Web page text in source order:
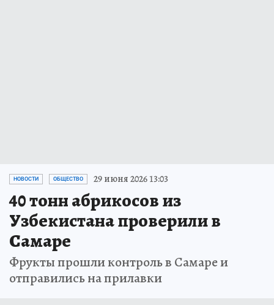
НОВОСТИ ОБЩЕСТВО 29 июня 2026 13:03
40 тонн абрикосов из
Узбекистана проверили в
Самаре
Фрукты прошли контроль в Самаре и
отправились на прилавки